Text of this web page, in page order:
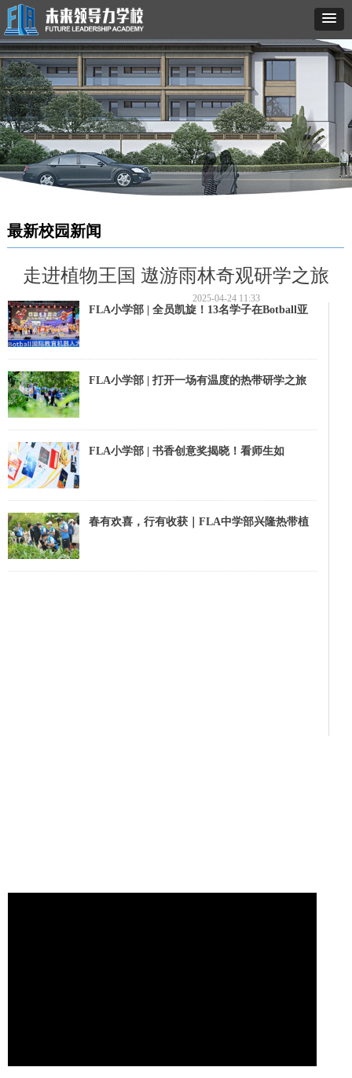
走进植物王国 遨游雨林奇观研学之旅
FLA小学部 | 全员凯旋！13名学子在Botball亚
FLA小学部 | 打开一场有温度的热带研学之旅
FLA小学部 | 书香创意奖揭晓！看师生如
春有欢喜，行有收获｜FLA中学部兴隆热带植
最新校园新闻
2025-04-24 11:33